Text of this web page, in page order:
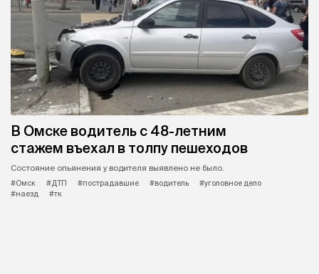
В Омске водитель с 48-летним
стажем въехал в толпу пешеходов
Состояние опьянения у водителя выявлено не было.
#Омск
#ДТП #пострадавшие #водитель
#уголовное дело
#наезд
#тк